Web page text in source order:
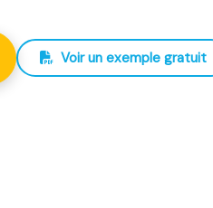
Voir un exemple gratuit